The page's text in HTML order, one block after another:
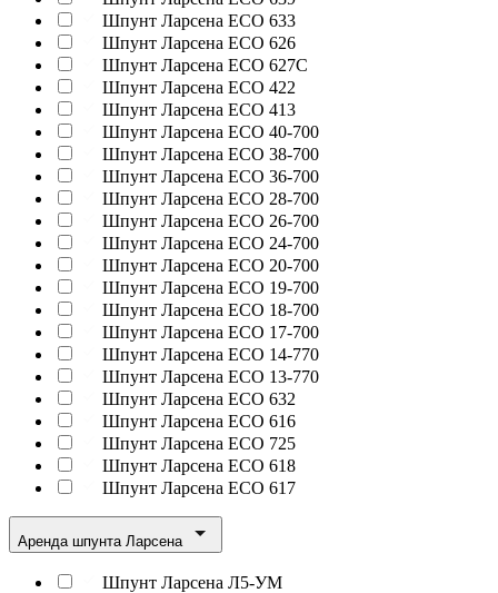
Шпунт Ларсена ECO 633
Шпунт Ларсена ECO 626
Шпунт Ларсена ECO 627C
Шпунт Ларсена ECO 422
Шпунт Ларсена ECO 413
Шпунт Ларсена ECO 40-700
Шпунт Ларсена ECO 38-700
Шпунт Ларсена ECO 36-700
Шпунт Ларсена ECO 28-700
Шпунт Ларсена ECO 26-700
Шпунт Ларсена ECO 24-700
Шпунт Ларсена ECO 20-700
Шпунт Ларсена ECO 19-700
Шпунт Ларсена ECO 18-700
Шпунт Ларсена ECO 17-700
Шпунт Ларсена ECO 14-770
Шпунт Ларсена ECO 13-770
Шпунт Ларсена ECO 632
Шпунт Ларсена ECO 616
Шпунт Ларсена ECO 725
Шпунт Ларсена ECO 618
Шпунт Ларсена ECO 617
Аренда шпунта Ларсена
Шпунт Ларсена Л5-УМ